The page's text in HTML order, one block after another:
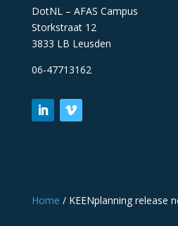
DotNL – AFAS Campus
Storkstraat 12
3833 LB Leusden
06-47713162
Home / KEENplanning release